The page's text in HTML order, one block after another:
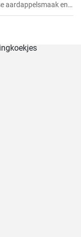
aardappelsmaak en
gerecht dat in